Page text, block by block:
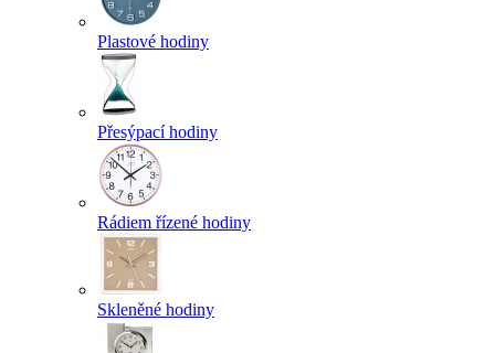
Plastové hodiny
Přesýpací hodiny
Rádiem řízené hodiny
Skleněné hodiny